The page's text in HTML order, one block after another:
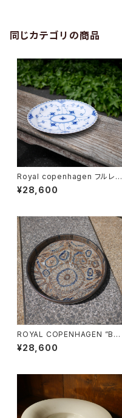
同じカテゴリの商品
Royal copenhagen フルレー
ス オーバルディッシュ
¥28,600
ROYAL COPENHAGEN ”Bac
a" 丸トレイ
¥28,600